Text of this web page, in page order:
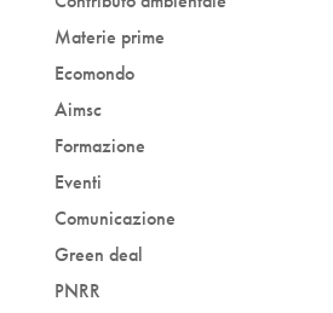
Materie prime
Ecomondo
Aimsc
Formazione
Eventi
Comunicazione
Green deal
PNRR